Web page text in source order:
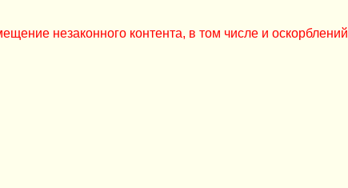
незаконного контента, в том числе и оскорблений